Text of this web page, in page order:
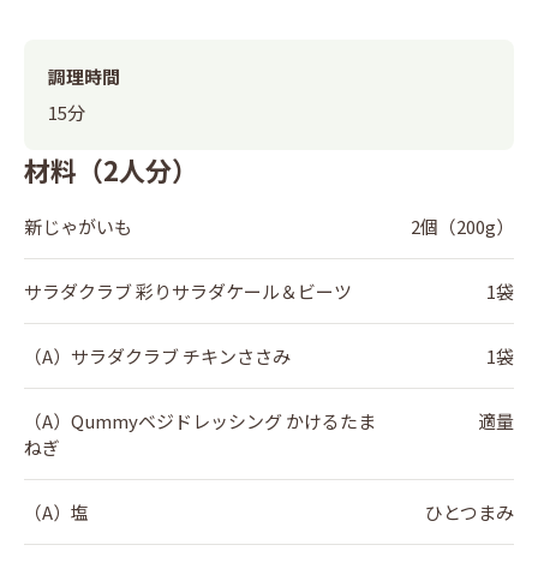
材料（2人分）
新じゃがいも 2個（200g）
サラダクラブ 彩りサラダケール＆ビーツ 1袋
（A）サラダクラブ チキンささみ 1袋
（A）Qummyベジドレッシング かけるたま
ねぎ
適量
（A）塩 ひとつまみ
調理時間
15分